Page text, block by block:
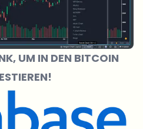
UM IN DEN BITCOIN